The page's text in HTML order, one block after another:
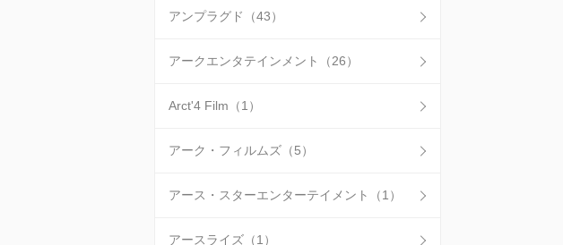
アンプラグド（43）
アークエンタテインメント（26）
Arct'4 Film（1）
アーク・フィルムズ（5）
アース・スターエンターテイメント（1）
アースライズ（1）